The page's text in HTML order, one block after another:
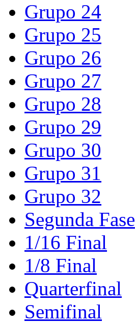
Grupo 24
Grupo 25
Grupo 26
Grupo 27
Grupo 28
Grupo 29
Grupo 30
Grupo 31
Grupo 32
Segunda Fase
1/16 Final
1/8 Final
Quarterfinal
Semifinal